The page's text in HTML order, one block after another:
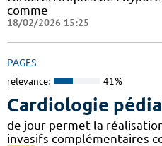
comme
18/02/2026 15:25
PAGES
relevance: 41%
Cardiologie
de jour permet la
invasifs complémentaires